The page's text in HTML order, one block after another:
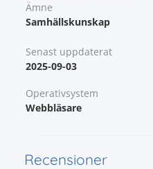
Ämne
Samhällskunskap
Senast uppdaterat
2025-09-03
Operativsystem
Webbläsare
Recensioner